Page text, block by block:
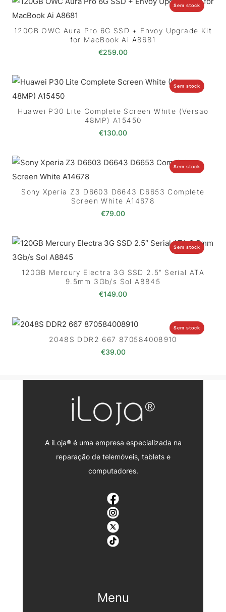
Sem stock
120GB OWC Aura Pro 6G SSD + Envoy Upgrade Kit
for MacBook Ai A8681
€259.00
Sem stock
Huawei P30 Lite Complete Screen White (Versao
48MP) A15450
€130.00
Sem stock
Sony Xperia Z3 D6603 D6643 D6653 Complete
Screen White A14678
€79.00
Sem stock
120GB Mercury Electra 3G SSD 2.5″ Serial ATA
9.5mm 3Gb/s Sol A8845
€149.00
Sem stock
2048S DDR2 667 870584008910
€39.00
A iLoja® é uma empresa especializada na
reparação de telemóveis, tablets e
computadores.
Menu